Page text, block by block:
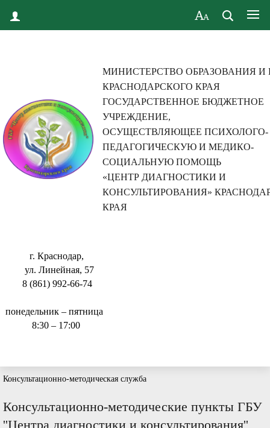
МИНИСТЕРСТВО ОБРАЗОВАНИЯ И
КРАСНОДАРСКОГО КРАЯ
ГОСУДАРСТВЕННОЕ БЮДЖЕТНОЕ
УЧРЕЖДЕНИЕ,
ОСУЩЕСТВЛЯЮЩЕЕ ПСИХОЛОГО-
ПЕДАГОГИЧЕСКУЮ И МЕДИКО-
СОЦИАЛЬНУЮ ПОМОЩЬ
«ЦЕНТР ДИАГНОСТИКИ И
КОНСУЛЬТИРОВАНИЯ»
КРАЯ
г. Краснодар,
ул. Линейная, 57
8 (861) 992-66-74
понедельник – пятница
8:30 – 17:00
Консультационно-методическая служба
Консультационно-методические пункты ГБУ
''Центра диагностики и консультирования''